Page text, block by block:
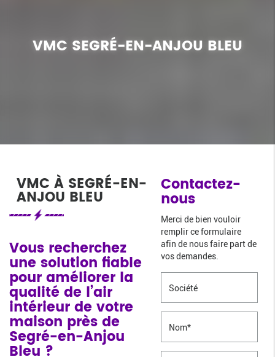
VMC SEGRÉ-EN-ANJOU BLEU
VMC À SEGRÉ-EN-
ANJOU BLEU
Vous recherchez
une solution fiable
pour améliorer la
qualité de l’air
intérieur de votre
maison près de
Segré-en-Anjou
Bleu ?
Contactez-
nous
Merci de bien vouloir
remplir ce formulaire
afin de nous faire part de
vos demandes.